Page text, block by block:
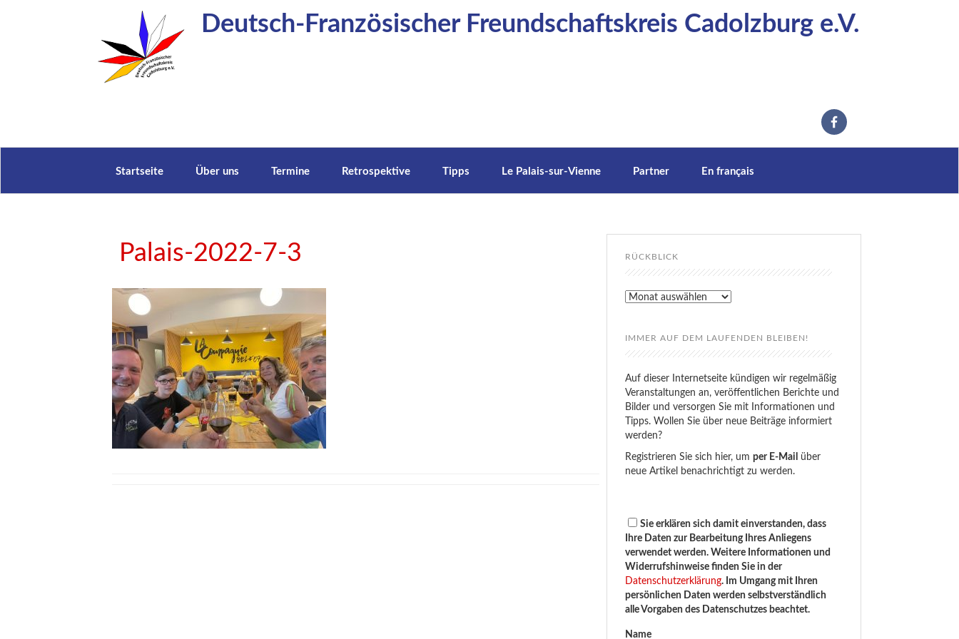
Deutsch-Französischer Freundschaftskreis Cadolzburg e.V.
Startseite Über uns Termine Retrospektive Tipps Le Palais-sur-Vienne Partner En français
Palais-2022-7-3 RÜCKBLICK
Rückblick
IMMER AUF DEM LAUFENDEN BLEIBEN!
Auf dieser Internetseite kündigen wir regelmäßig
Veranstaltungen an, veröffentlichen Berichte und
Bilder und versorgen Sie mit Informationen und
Tipps. Wollen Sie über neue Beiträge informiert
werden?
Registrieren Sie sich hier, umper E-Mail
über
neue Artikel benachrichtigt zu werden.
Sie erklären sich damit einverstanden, dass
Ihre Daten zur Bearbeitung Ihres Anliegens
verwendet werden. Weitere Informationen und
Widerrufshinweise finden Sie in der
Datenschutzerklärung. Im Umgang mit Ihren
persönlichen Daten werden selbstverständlich
alle Vorgaben des Datenschutzes beachtet.
Name